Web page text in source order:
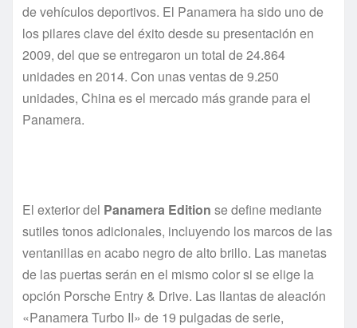
de vehículos deportivos. El Panamera ha sido uno de
los pilares clave del éxito desde su presentación en
2009, del que se entregaron un total de 24.864
unidades en 2014. Con unas ventas de 9.250
unidades, China es el mercado más grande para el
Panamera.
El exterior del Panamera Edition se define mediante
sutiles tonos adicionales, incluyendo los marcos de las
ventanillas en acabo negro de alto brillo. Las manetas
de las puertas serán en el mismo color si se elige la
opción Porsche Entry & Drive. Las llantas de aleación
«Panamera Turbo II» de 19 pulgadas de serie,